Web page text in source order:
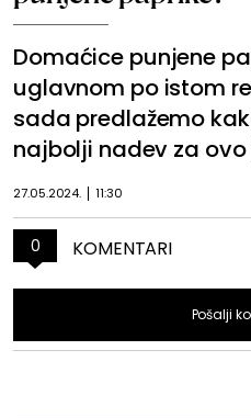
Domaćice punjene
uglavnom po istom
sada predlažemo
najbolji nadev za ovo
27.05.2024. 11:30
0 KOMENTARI
Pošalji